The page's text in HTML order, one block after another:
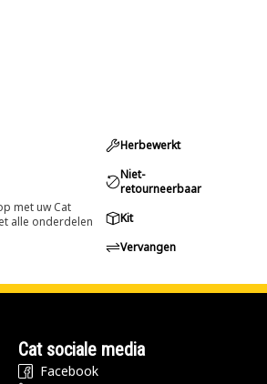
met uw Cat
alle onderdelen
Herbewerkt
Niet-
retourneerbaar
Kit
Vervangen
Cat sociale media
Facebook